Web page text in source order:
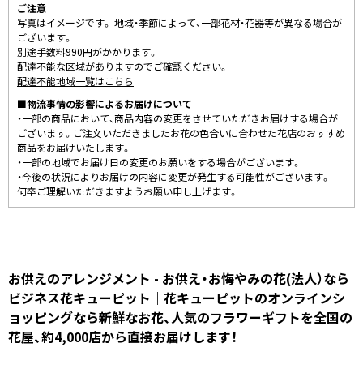
ご注意
写真はイメージです。 地域・季節によって、一部花材・花器等が異なる場合が
ございます。
別途手数料990円がかかります。
配達不能な区域がありますのでご確認ください。
配達不能地域一覧はこちら
■物流事情の影響によるお届けについて
・一部の商品において、商品内容の変更をさせていただきお届けする場合が
ございます。ご注文いただきましたお花の色合いに合わせた花店のおすすめ
商品をお届けいたします。
・一部の地域でお届け日の変更のお願いをする場合がございます。
・今後の状況によりお届けの内容に変更が発生する可能性がございます。
何卒ご理解いただきますようお願い申し上げます。
お供えのアレンジメント - お供え・お悔やみの花(法人）なら
ビジネス花キューピット｜花キューピットのオンラインシ
ョッピングなら新鮮なお花、人気のフラワーギフトを全国の
花屋、約4,000店から直接お届けします！